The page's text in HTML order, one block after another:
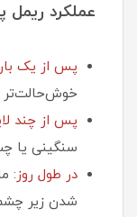
عملکرد ریمل
پس از یک
خوش‌حالت‌تر
پس از چند
سنگینی یا
در طول روز:
شدن زیر